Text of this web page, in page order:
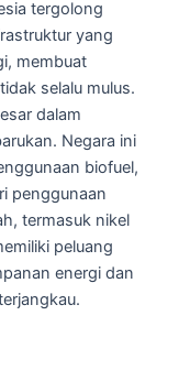
tergolong
yang
membuat
selalu mulus.
dalam
Negara ini
biofuel,
penggunaan
termasuk nikel
peluang
energi dan